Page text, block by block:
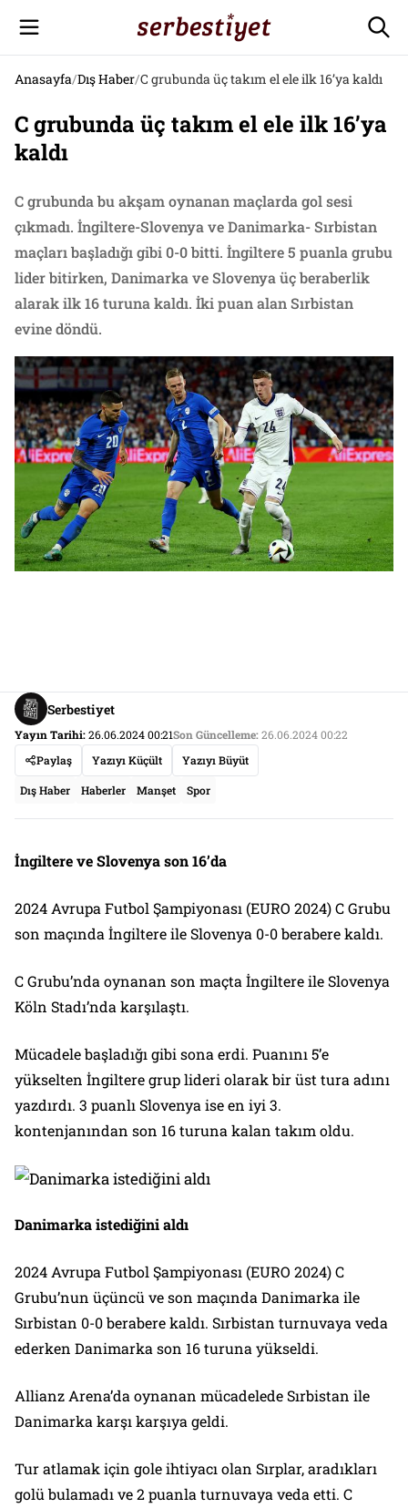
Anasayfa/Dış Haber/C grubunda üç takım el ele ilk 16’ya kaldı
C grubunda üç takım el ele ilk 16’ya
kaldı
C grubunda bu akşam oynanan maçlarda gol sesi
çıkmadı. İngiltere-Slovenya ve Danimarka- Sırbistan
maçları başladığı gibi 0-0 bitti. İngiltere 5 puanla grubu
lider bitirken, Danimarka ve Slovenya üç beraberlik
alarak ilk 16 turuna kaldı. İki puan alan Sırbistan
evine döndü.
Serbestiyet
Yayın Tarihi:26.06.2024 00:21Son Güncelleme:26.06.2024 00:22
Paylaş
Yazıyı Küçült Yazıyı Büyüt
Dış Haber Haberler Manşet Spor
İngiltere ve Slovenya son 16’da
2024 Avrupa Futbol Şampiyonası (EURO 2024) C Grubu
son maçında İngiltere ile Slovenya 0-0 berabere kaldı.
C Grubu’nda oynanan son maçta İngiltere ile Slovenya
Köln Stadı’nda karşılaştı.
Mücadele başladığı gibi sona erdi. Puanını 5’e
yükselten İngiltere grup lideri olarak bir üst tura adını
yazdırdı. 3 puanlı Slovenya ise en iyi 3.
kontenjanından son 16 turuna kalan takım oldu.
Danimarka istediğini aldı
2024 Avrupa Futbol Şampiyonası (EURO 2024) C
Grubu’nun üçüncü ve son maçında Danimarka ile
Sırbistan 0-0 berabere kaldı. Sırbistan turnuvaya veda
ederken Danimarka son 16 turuna yükseldi.
Allianz Arena’da oynanan mücadelede Sırbistan ile
Danimarka karşı karşıya geldi.
Tur atlamak için gole ihtiyacı olan Sırplar, aradıkları
golü bulamadı ve 2 puanla turnuvaya veda etti. C